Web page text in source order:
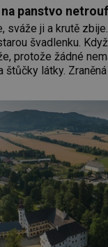
na panstvo
sváže ji a krutě
švadlenku.
protože žádné
štůčky látky.